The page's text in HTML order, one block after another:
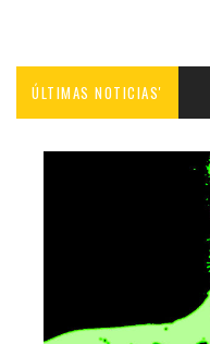
ÚLTIMAS NOTICIAS'